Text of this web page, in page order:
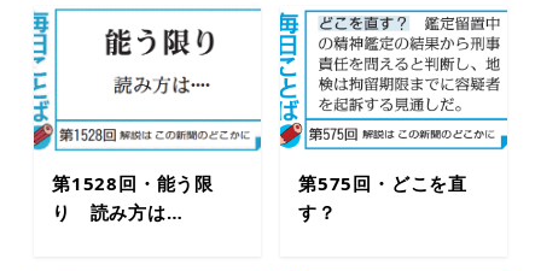
第1528回・能う限
り 読み方は…
第575回・どこを直
す？